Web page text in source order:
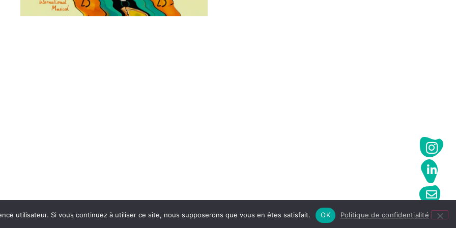
© Marion Boucharlat – 2026Mentions légalesCréation web : Behu
utilisateur. Si vous continuez à utiliser ce site, nous supposerons que vous en êtes satisfait. OK Politique de confidentialité